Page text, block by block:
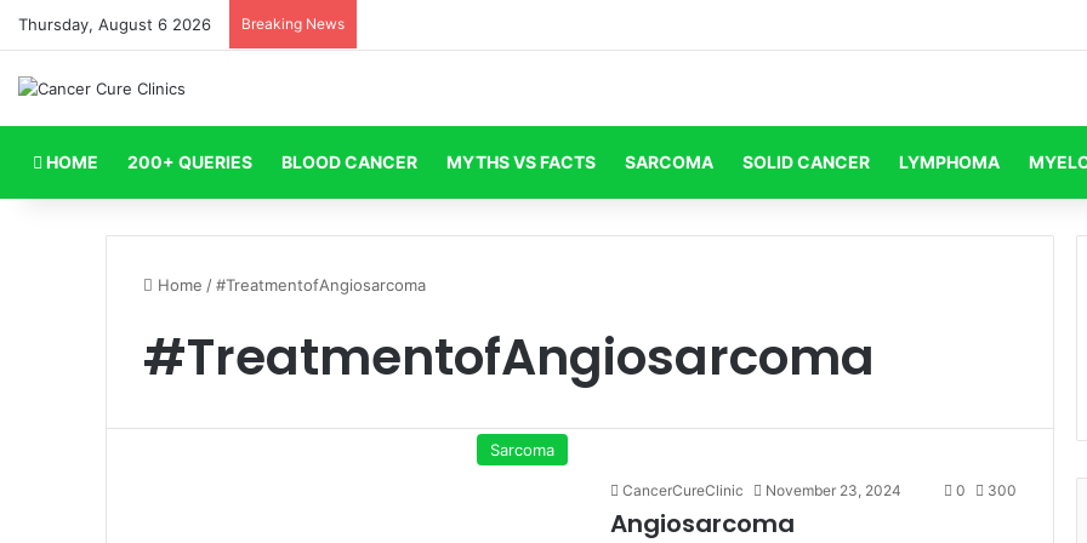
Thursday, August 6 2026 Breaking News
HOME 200+ QUERIES BLOOD CANCER MYTHS VS FACTS SARCOMA SOLID CANCER LYMPHOMA
Home /#TreatmentofAngiosarcoma
#TreatmentofAngiosarcoma
Sarcoma
CancerCureClinic November 23, 2024 0 300
Angiosarcoma